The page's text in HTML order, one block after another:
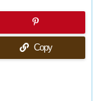
Copy